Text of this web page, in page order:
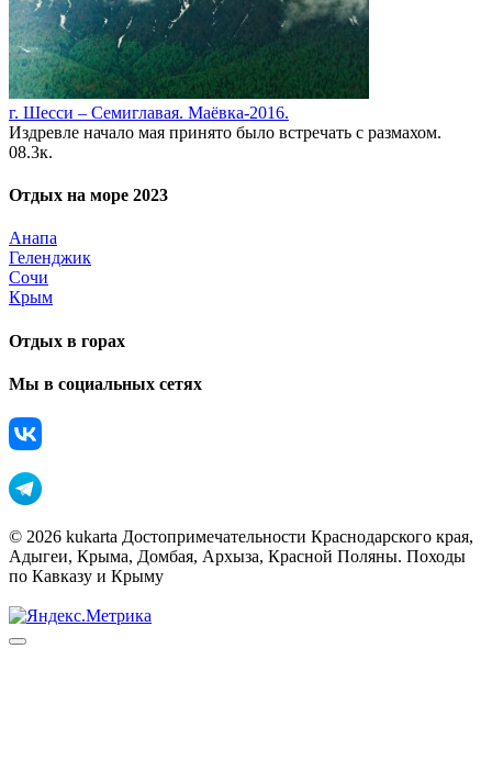
г. Шесси – Семиглавая. Маёвка-2016.
Издревле начало мая принято было встречать с размахом.
08.3к.
Отдых на море 2023
Анапа
Геленджик
Сочи
Крым
Отдых в горах
Мы в социальных сетях
© 2026 kukarta Достопримечательности Краснодарского края,
Адыгеи, Крыма, Домбая, Архыза, Красной Поляны. Походы
по Кавказу и Крыму